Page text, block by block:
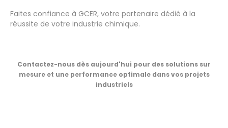
Faites confiance à GCER, votre partenaire dédié à la
réussite de votre industrie chimique.
Contactez-nous dès aujourd'hui pour des solutions sur
mesure et une performance optimale dans vos projets
industriels